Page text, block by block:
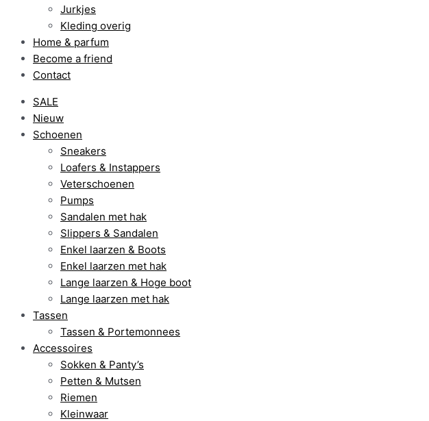
Jurkjes
Kleding overig
Home & parfum
Become a friend
Contact
SALE
Nieuw
Schoenen
Sneakers
Loafers & Instappers
Veterschoenen
Pumps
Sandalen met hak
Slippers & Sandalen
Enkel laarzen & Boots
Enkel laarzen met hak
Lange laarzen & Hoge boot
Lange laarzen met hak
Tassen
Tassen & Portemonnees
Accessoires
Sokken & Panty’s
Petten & Mutsen
Riemen
Kleinwaar